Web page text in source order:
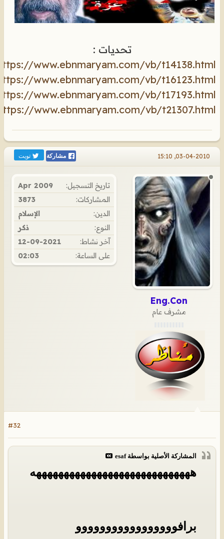
تحديات :
www.ebnmaryam.com/vb/t14138.html
www.ebnmaryam.com/vb/t16123.html
www.ebnmaryam.com/vb/t17193.html
www.ebnmaryam.com/vb/t21307.html
03-04-2010, 15:10 مشاركة تويت
Eng.Con
مشرف عام
تاريخ التسجيل:
Apr 2009
المشاركات:
3873
الدين:
الإسلام
النوع:
ذكر
آخر نشاط:
12-09-2021
على الساعة:
02:03
#32
المشاركة الأصلية بواسطةesaf
هههههههههههههههههههههههههههههه
برافووووووووووووووووو